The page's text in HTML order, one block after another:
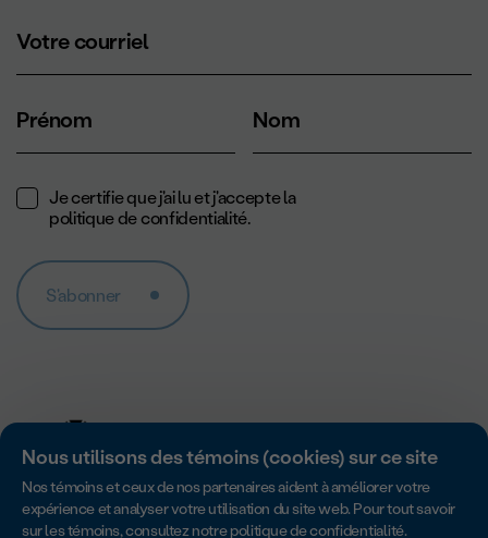
Nous utilisons des témoins (cookies) sur ce site
Nos témoins et ceux de nos partenaires aident à améliorer votre
expérience et analyser votre utilisation du site web. Pour tout savoir
sur les témoins, consultez notrepolitique de confidentialité.
Votre courriel
Prénom Nom
Je certifie que j'ai lu et j'accepte la
politique de confidentialité.
S'abonner
Accredité par Imagine Canada pour son excellence en matière de